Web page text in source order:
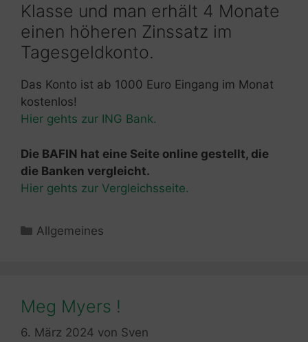
Klasse und man erhält 4 Monate
einen höheren Zinssatz im
Tagesgeldkonto.
Das Konto ist ab 1000 Euro Eingang im Monat
kostenlos!
Hier gehts zur ING Bank.
Die BAFIN hat eine Seite online gestellt, die
die Banken vergleicht.
Hier gehts zur Vergleichsseite.
Kategorien
Allgemeines
Meg Myers !
6. März 2024 von Sven